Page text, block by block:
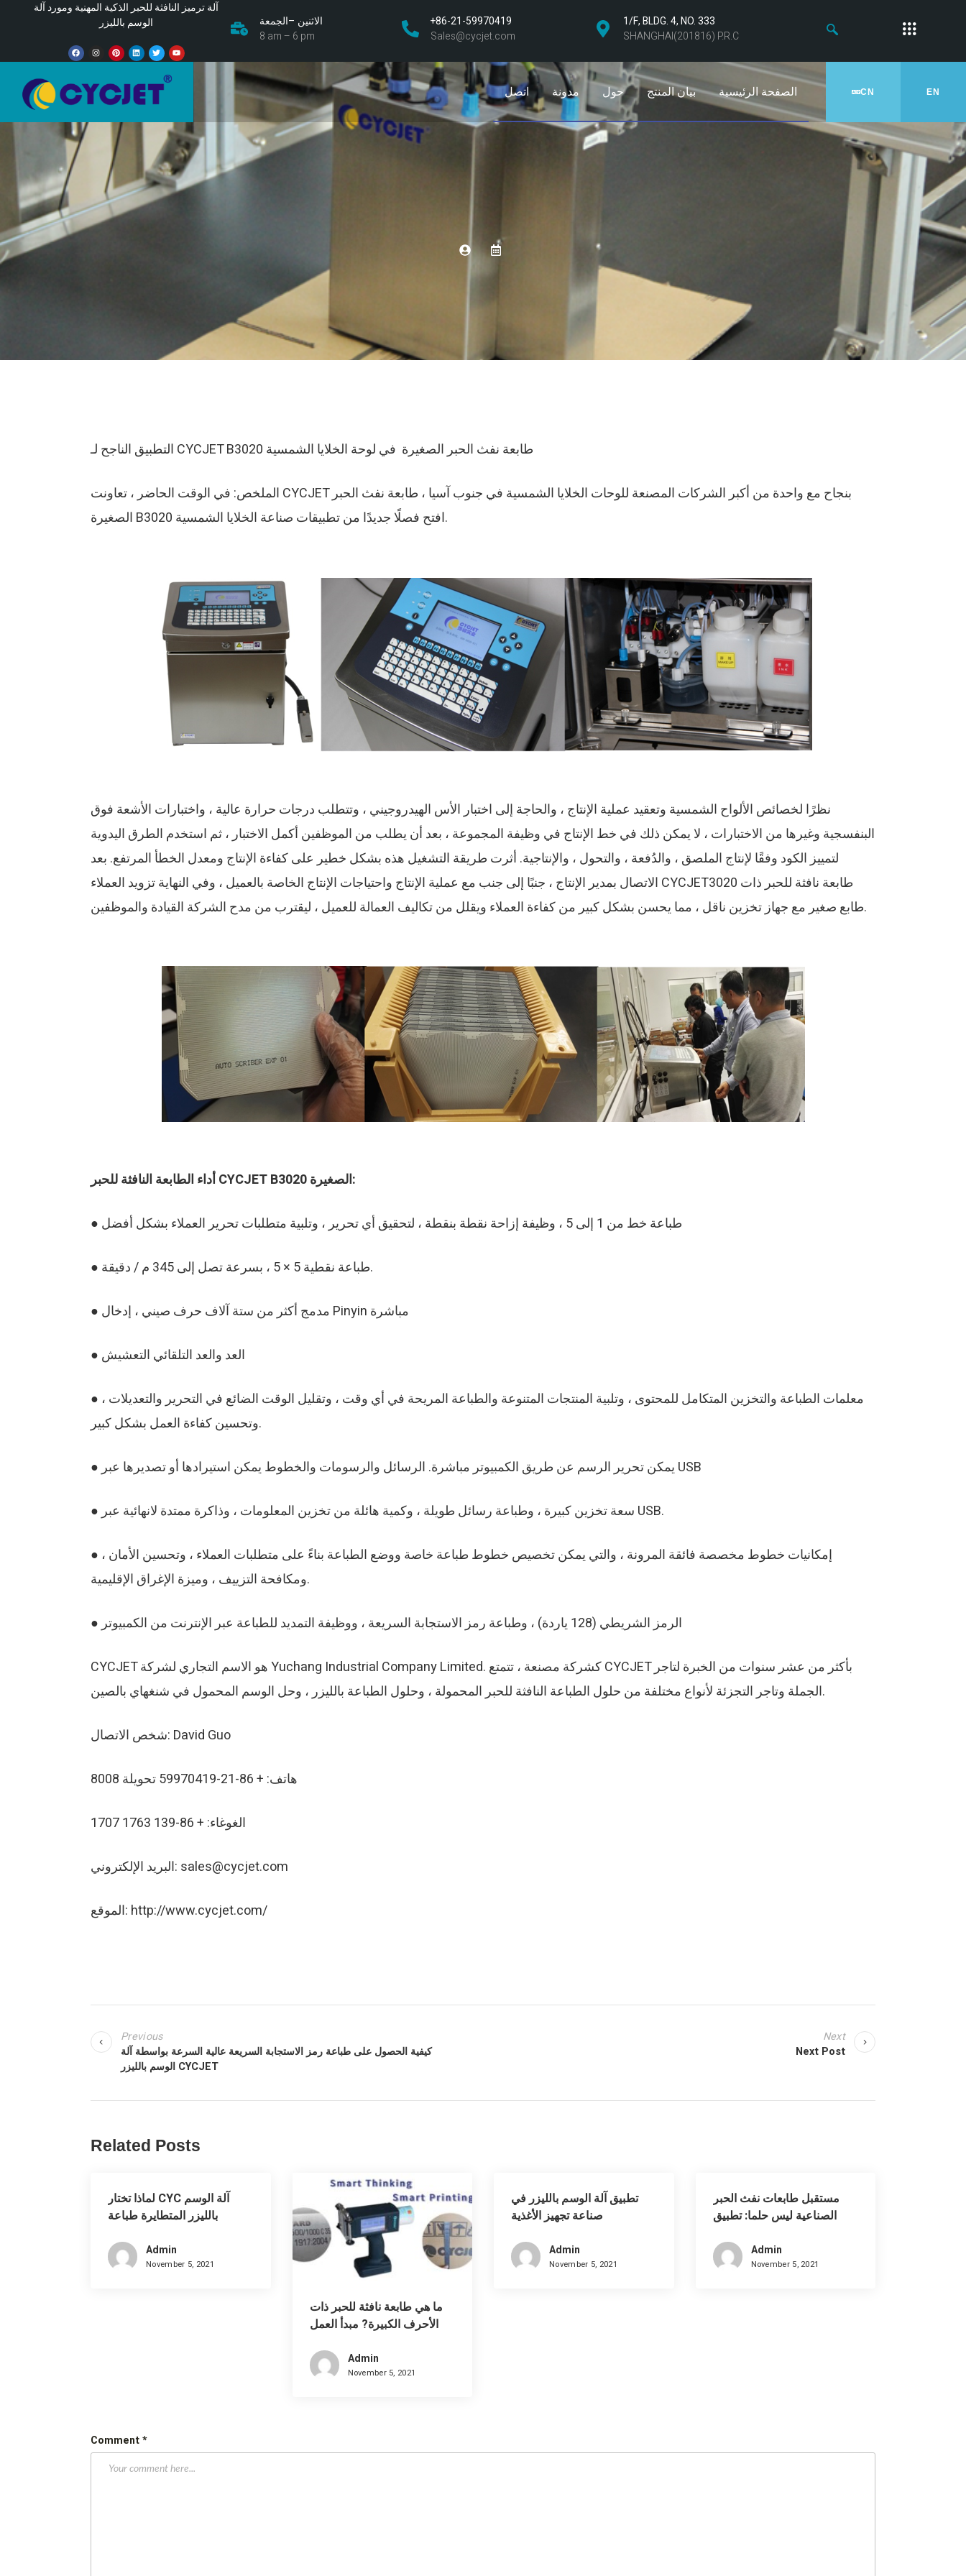
آلة ترميز النافثة للحبر الذكية المهنية ومورد آلة
الوسم بالليزر
الاثنين –الجمعة
8 am – 6 pm
+86-21-59970419
Sales@cycjet.com
1/F, BLDG. 4, NO. 333
SHANGHAI(201816) P.R.C
الصفحة الرئيسية بيان المنتج حول مدونة اتصل CN EN
التطبيق الناجح لـ CYCJET B3020 طابعة نفث الحبر الصغيرة في لوحة الخلايا الشمسية
الملخص: في الوقت الحاضر ، تعاونت CYCJET بنجاح مع واحدة من أكبر الشركات المصنعة للوحات الخلايا الشمسية في جنوب آسيا ، طابعة نفث الحبر
الصغيرة B3020 افتح فصلًا جديدًا من تطبيقات صناعة الخلايا الشمسية.
نظرًا لخصائص الألواح الشمسية وتعقيد عملية الإنتاج ، والحاجة إلى اختبار الأس الهيدروجيني ، وتتطلب درجات حرارة عالية ، واختبارات الأشعة فوق
البنفسجية وغيرها من الاختبارات ، لا يمكن ذلك في خط الإنتاج في وظيفة المجموعة ، بعد أن يطلب من الموظفين أكمل الاختبار ، ثم استخدم الطرق اليدوية
لتمييز الكود وفقًا لإنتاج الملصق ، والدُفعة ، والتحول ، والإنتاجية. أثرت طريقة التشغيل هذه بشكل خطير على كفاءة الإنتاج ومعدل الخطأ المرتفع. بعد
الاتصال بمدير الإنتاج ، جنبًا إلى جنب مع عملية الإنتاج واحتياجات الإنتاج الخاصة بالعميل ، وفي النهاية تزويد العملاء CYCJET3020 طابعة نافثة للحبر ذات
طابع صغير مع جهاز تخزين ناقل ، مما يحسن بشكل كبير من كفاءة العملاء ويقلل من تكاليف العمالة للعميل ، ليقترب من مدح الشركة القيادة والموظفين.
أداء الطابعة النافثة للحبر CYCJET B3020 الصغيرة:
● طباعة خط من 1 إلى 5 ، وظيفة إزاحة نقطة بنقطة ، لتحقيق أي تحرير ، وتلبية متطلبات تحرير العملاء بشكل أفضل
● طباعة نقطية 5 × 5 ، بسرعة تصل إلى 345 م / دقيقة.
● مدمج أكثر من ستة آلاف حرف صيني ، إدخال Pinyin مباشرة
● العد والعد التلقائي التعشيش
● معلمات الطباعة والتخزين المتكامل للمحتوى ، وتلبية المنتجات المتنوعة والطباعة المريحة في أي وقت ، وتقليل الوقت الضائع في التحرير والتعديلات ،
وتحسين كفاءة العمل بشكل كبير.
● يمكن تحرير الرسم عن طريق الكمبيوتر مباشرة. الرسائل والرسومات والخطوط يمكن استيرادها أو تصديرها عبر USB
● سعة تخزين كبيرة ، وطباعة رسائل طويلة ، وكمية هائلة من تخزين المعلومات ، وذاكرة ممتدة لانهائية عبر USB.
● إمكانيات خطوط مخصصة فائقة المرونة ، والتي يمكن تخصيص خطوط طباعة خاصة ووضع الطباعة بناءً على متطلبات العملاء ، وتحسين الأمان ،
ومكافحة التزييف ، وميزة الإغراق الإقليمية.
● الرمز الشريطي (128 ياردة) ، وطباعة رمز الاستجابة السريعة ، ووظيفة التمديد للطباعة عبر الإنترنت من الكمبيوتر
CYCJET هو الاسم التجاري لشركة Yuchang Industrial Company Limited. كشركة مصنعة ، تتمتع CYCJET بأكثر من عشر سنوات من الخبرة لتاجر
الجملة وتاجر التجزئة لأنواع مختلفة من حلول الطباعة النافثة للحبر المحمولة ، وحلول الطباعة بالليزر ، وحل الوسم المحمول في شنغهاي بالصين.
شخص الاتصال: David Guo
هاتف: + 86-21-59970419 تحويلة 8008
الغوغاء: + 86-139 1763 1707
البريد الإلكتروني: sales@cycjet.com
الموقع: http://www.cycjet.com/
Previous
كيفية الحصول على طباعة رمز الاستجابة السريعة عالية السرعة بواسطة آلة
الوسم بالليزر CYCJET
Next
Next Post
Related Posts
لماذا تختار CYC آلة الوسم
بالليزر المتطايرة طباعة
Admin
November 5, 2021
ما هي طابعة نافثة للحبر ذات
الأحرف الكبيرة? مبدأ العمل
Admin
November 5, 2021
تطبيق آلة الوسم بالليزر في
صناعة تجهيز الأغذية
Admin
November 5, 2021
مستقبل طابعات نفث الحبر
الصناعية ليس حلما: تطبيق
Admin
November 5, 2021
Comment*